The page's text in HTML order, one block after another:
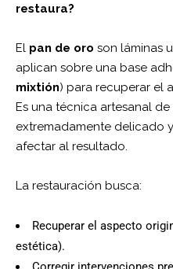
restaura?
El pan de oro son láminas
aplican sobre una base
mixtión) para recuperar el
Es una técnica artesanal
extremadamente delicado
afectar al resultado.
La restauración busca:
Recuperar el aspecto
estética).